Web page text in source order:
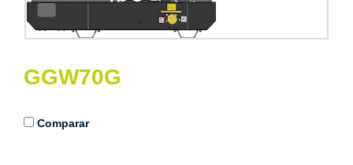
GGW70G
Comparar